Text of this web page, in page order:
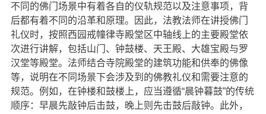
不同的佛门场景中有着各自的仪轨规范以及注意事项，背
后都有着不同的沿革和原理。因此，法教法师在讲授佛门
礼仪时，按照西园戒幢律寺殿堂区中轴线上的主要殿堂依
次进行讲解，包括山门、钟鼓楼、天王殿、大雄宝殿与罗
汉堂等殿堂。法师结合寺院殿堂的建筑功能和供奉的佛像
等，说明在不同场景下会涉及到的佛教礼仪和需要注意的
规范。例如，在钟楼和鼓楼上，应当遵循“晨钟暮鼓”的传统
顺序：早晨先敲钟后击鼓，晚上则先击鼓后敲钟。此外，